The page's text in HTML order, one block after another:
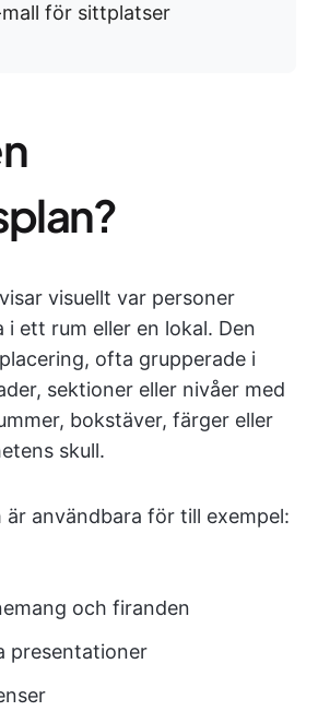
för sittplatser
visuellt var personer
ett rum eller en lokal. Den
ofta grupperade i
sektioner eller nivåer med
bokstäver, färger eller
skull.
användbara för till exempel:
och firanden
presentationer